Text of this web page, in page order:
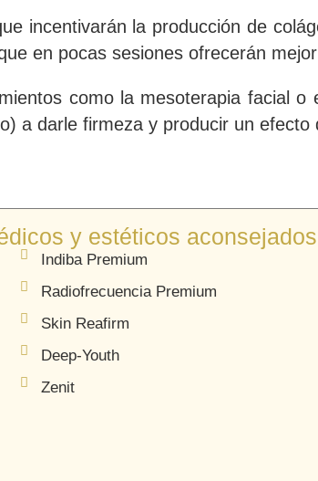
incentivarán la producción de
en pocas sesiones ofrecerán
como la mesoterapia facial o
a darle firmeza y producir un efecto
y estéticos aconsejados
Indiba Premium
Radiofrecuencia Premium
Skin Reafirm
Deep-Youth
Zenit